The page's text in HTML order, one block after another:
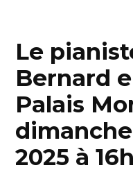
Le
Bernard
Palais
2025 à 16h